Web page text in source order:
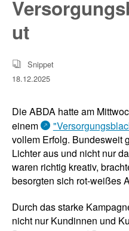
Inhalt
zur
ut
Snippet
18.12.2025
Die ABDA hatte am
einem
vollem Erfolg. Bundesweit
Lichter aus und nicht nur
waren richtig kreativ,
besorgten sich rot-weißes
Durch das starke
nicht nur Kundinnen und